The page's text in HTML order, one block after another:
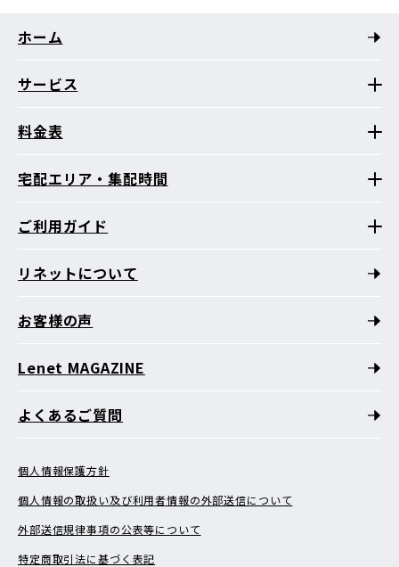
ホーム
サービス
料金表
宅配エリア・集配時間
ご利用ガイド
リネットについて
お客様の声
Lenet MAGAZINE
よくあるご質問
個人情報保護方針
個人情報の取扱い及び利用者情報の外部送信について
外部送信規律事項の公表等について
特定商取引法に基づく表記